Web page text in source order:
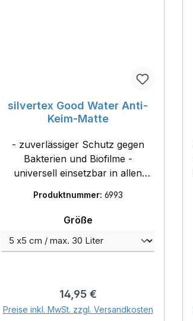
silvertex Good Water Anti-
Keim-Matte
- zuverlässiger Schutz gegen
Bakterien und Biofilme -
universell einsetzbar in allen
Monate selbstdosierend - keine
Bildung von toxischen
Handhabung Die
Matte zur Wasserkonservierung
Produktnummer: 6993
Größeauswählen
Regulärer Preis:
14,95 €
Preise inkl. MwSt. zzgl. Versandkosten
In den Warenkorb